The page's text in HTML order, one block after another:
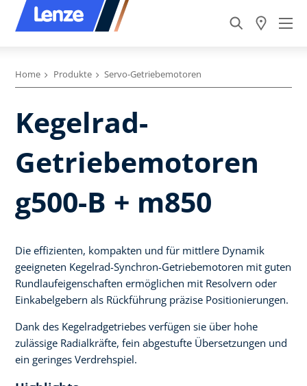
Home Produkte Servo-Getriebemotoren
Kegelrad-
Getriebemotoren
g500-B + m850
Die effizienten, kompakten und für mittlere Dynamik
geeigneten Kegelrad-Synchron-Getriebemotoren mit guten
Rundlaufeigenschaften ermöglichen mit Resolvern oder
Einkabelgebern als Rückführung präzise Positionierungen.
Dank des Kegelradgetriebes verfügen sie über hohe
zulässige Radialkräfte, fein abgestufte Übersetzungen und
ein geringes Verdrehspiel.